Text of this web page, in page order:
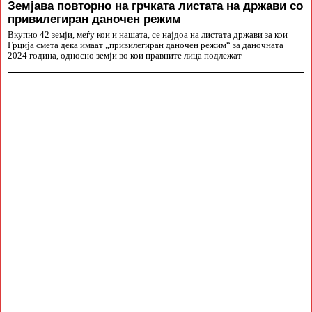
Земјава повторно на грчката листата на држави со
привилегиран даночен режим
Вкупно 42 земји, меѓу кои и нашата, се најдоа на листата држави за кои
Грција смета дека имаат „привилегиран даночен режим“ за даночната
2024 година, односно земји во кои правните лица подлежат